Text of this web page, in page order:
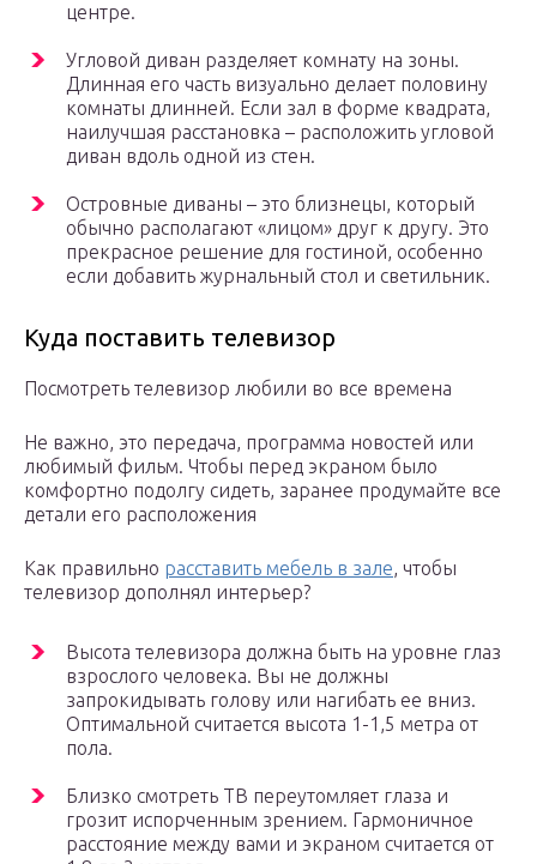
центре.
Угловой диван разделяет комнату на зоны.
Длинная его часть визуально делает половину
комнаты длинней. Если зал в форме квадрата,
наилучшая расстановка – расположить угловой
диван вдоль одной из стен.
Островные диваны – это близнецы, который
обычно располагают «лицом» друг к другу. Это
прекрасное решение для гостиной, особенно
если добавить журнальный стол и светильник.
Куда поставить телевизор
Посмотреть телевизор любили во все времена
Не важно, это передача, программа новостей или
любимый фильм. Чтобы перед экраном было
комфортно подолгу сидеть, заранее продумайте все
детали его расположения
Как правильно расставить мебель в зале, чтобы
телевизор дополнял интерьер?
Высота телевизора должна быть на уровне глаз
взрослого человека. Вы не должны
запрокидывать голову или нагибать ее вниз.
Оптимальной считается высота 1-1,5 метра от
пола.
Близко смотреть ТВ переутомляет глаза и
грозит испорченным зрением. Гармоничное
расстояние между вами и экраном считается от